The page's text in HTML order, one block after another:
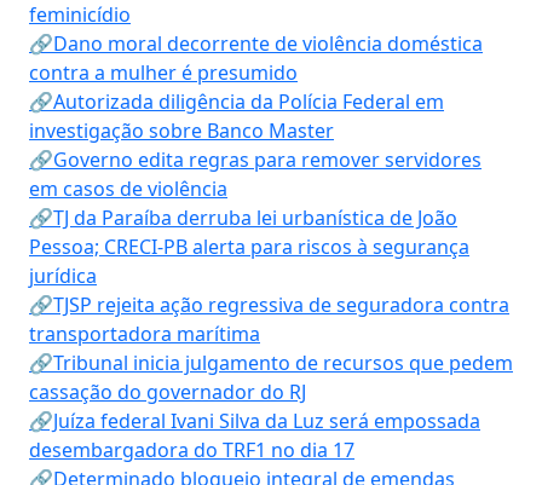
feminicídio
🔗Dano moral decorrente de violência doméstica
contra a mulher é presumido
🔗Autorizada diligência da Polícia Federal em
investigação sobre Banco Master
🔗Governo edita regras para remover servidores
em casos de violência
🔗TJ da Paraíba derruba lei urbanística de João
Pessoa; CRECI-PB alerta para riscos à segurança
jurídica
🔗TJSP rejeita ação regressiva de seguradora contra
transportadora marítima
🔗Tribunal inicia julgamento de recursos que pedem
cassação do governador do RJ
🔗Juíza federal Ivani Silva da Luz será empossada
desembargadora do TRF1 no dia 17
🔗Determinado bloqueio integral de emendas